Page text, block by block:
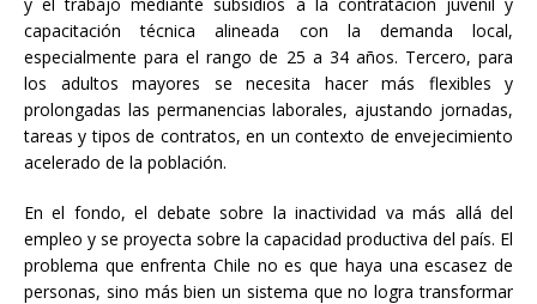
capacitación técnica alineada con la demanda local,
especialmente para el rango de 25 a 34 años. Tercero, para
los adultos mayores se necesita hacer más flexibles y
prolongadas las permanencias laborales, ajustando jornadas,
tareas y tipos de contratos, en un contexto de envejecimiento
acelerado de la población.
En el fondo, el debate sobre la inactividad va más allá del
empleo y se proyecta sobre la capacidad productiva del país. El
problema que enfrenta Chile no es que haya una escasez de
personas, sino más bien un sistema que no logra transformar